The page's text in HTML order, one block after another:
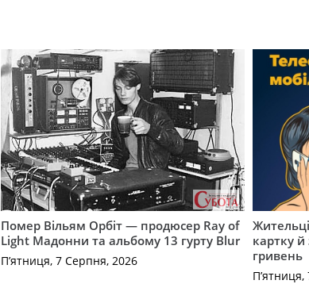
Помер Вільям Орбіт — продюсер Ray of
Light Мадонни та альбому 13 гурту Blur
П’ятниця, 7 Серпня, 2026
картку й
гривень